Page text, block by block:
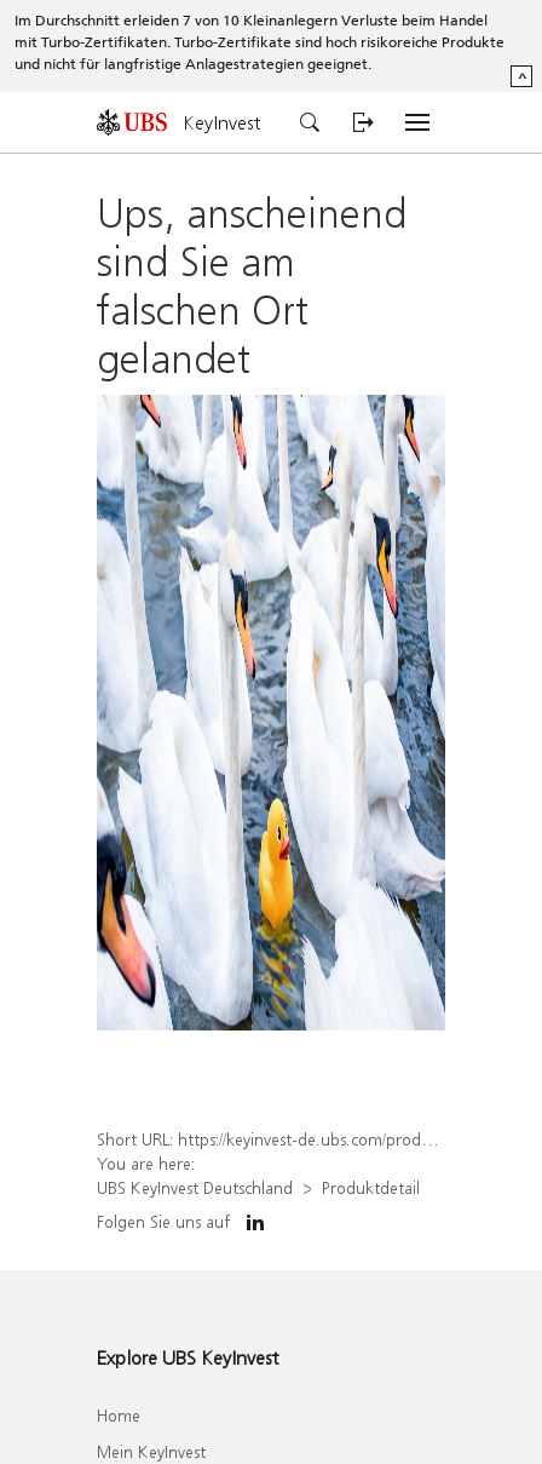
Im Durchschnitt erleiden 7 von 10 Kleinanlegern Verluste beim Handel
mit Turbo-Zertifikaten. Turbo-Zertifikate sind hoch risikoreiche Produkte
und nicht für langfristige Anlagestrategien geeignet.
^
KeyInvest
Ups, anscheinend
sind Sie am
falschen Ort
gelandet
Short URL: https://keyinvest-de.ubs.com/produkt/detail/index/isin/DE000WA34UA6
You are here:
UBS KeyInvest Deutschland
Produktdetail
Folgen Sie uns auf
Explore UBS KeyInvest
Home
Mein KeyInvest